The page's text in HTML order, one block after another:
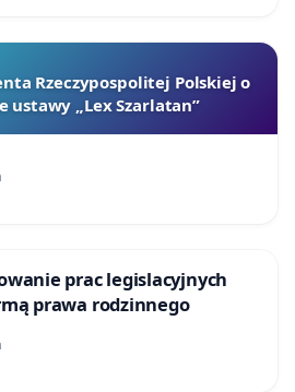
Rzeczypospolitej Polskiej o
ustawy „Lex Szarlatan”
prac legislacyjnych
prawa rodzinnego